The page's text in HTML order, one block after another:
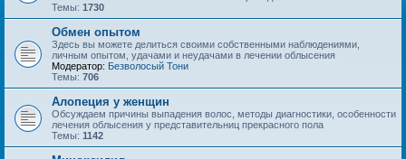
Темы: 1730
Обмен опытом
Здесь вы можете делиться своими собственными наблюдениями,
личным опытом, удачами и неудачами в лечении облысения
Модератор: Безволосый Тони
Темы: 706
Алопеция у женщин
Обсуждаем причины выпадения волос, методы диагностики, особенности
лечения облысения у представительниц прекрасного пола
Темы: 1142